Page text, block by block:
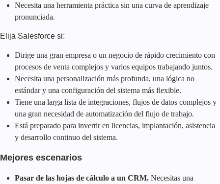
Necesita una herramienta práctica sin una curva de aprendizaje
pronunciada.
Elija Salesforce si:
Dirige una gran empresa o un negocio de rápido crecimiento con
procesos de venta complejos y varios equipos trabajando juntos.
Necesita una personalización más profunda, una lógica no
estándar y una configuración del sistema más flexible.
Tiene una larga lista de integraciones, flujos de datos complejos y
una gran necesidad de automatización del flujo de trabajo.
Está preparado para invertir en licencias, implantación, asistencia
y desarrollo continuo del sistema.
Mejores escenarios
Pasar de las hojas de cálculo a un CRM. Necesitas una